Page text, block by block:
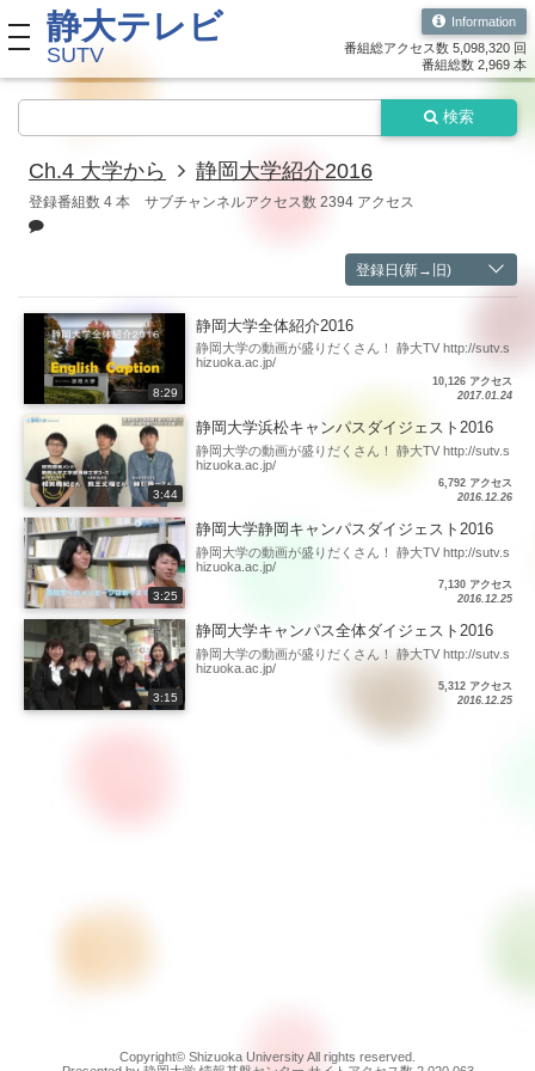
toggle navigation
静大テレビ
SUTV
Information
番組総アクセス数 5,098,320 回
番組総数 2,969 本
検索
Ch.4 大学から 静岡大学紹介2016
登録番組数 4 本 サブチャンネルアクセス数 2394 アクセス
登録日(新→旧)
8:29
静岡大学全体紹介2016
静岡大学の動画が盛りだくさん！ 静大TV http://sutv.s
hizuoka.ac.jp/
10,126 アクセス
2017.01.24
3:44
静岡大学浜松キャンパスダイジェスト2016
静岡大学の動画が盛りだくさん！ 静大TV http://sutv.s
hizuoka.ac.jp/
6,792 アクセス
2016.12.26
3:25
静岡大学静岡キャンパスダイジェスト2016
静岡大学の動画が盛りだくさん！ 静大TV http://sutv.s
hizuoka.ac.jp/
7,130 アクセス
2016.12.25
3:15
静岡大学キャンパス全体ダイジェスト2016
静岡大学の動画が盛りだくさん！ 静大TV http://sutv.s
hizuoka.ac.jp/
5,312 アクセス
2016.12.25
Copyright© Shizuoka University All rights reserved.